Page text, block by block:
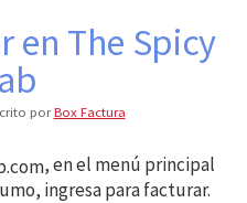
en The Spicy
porBox Factura
, en el menú principal
ingresa para facturar.